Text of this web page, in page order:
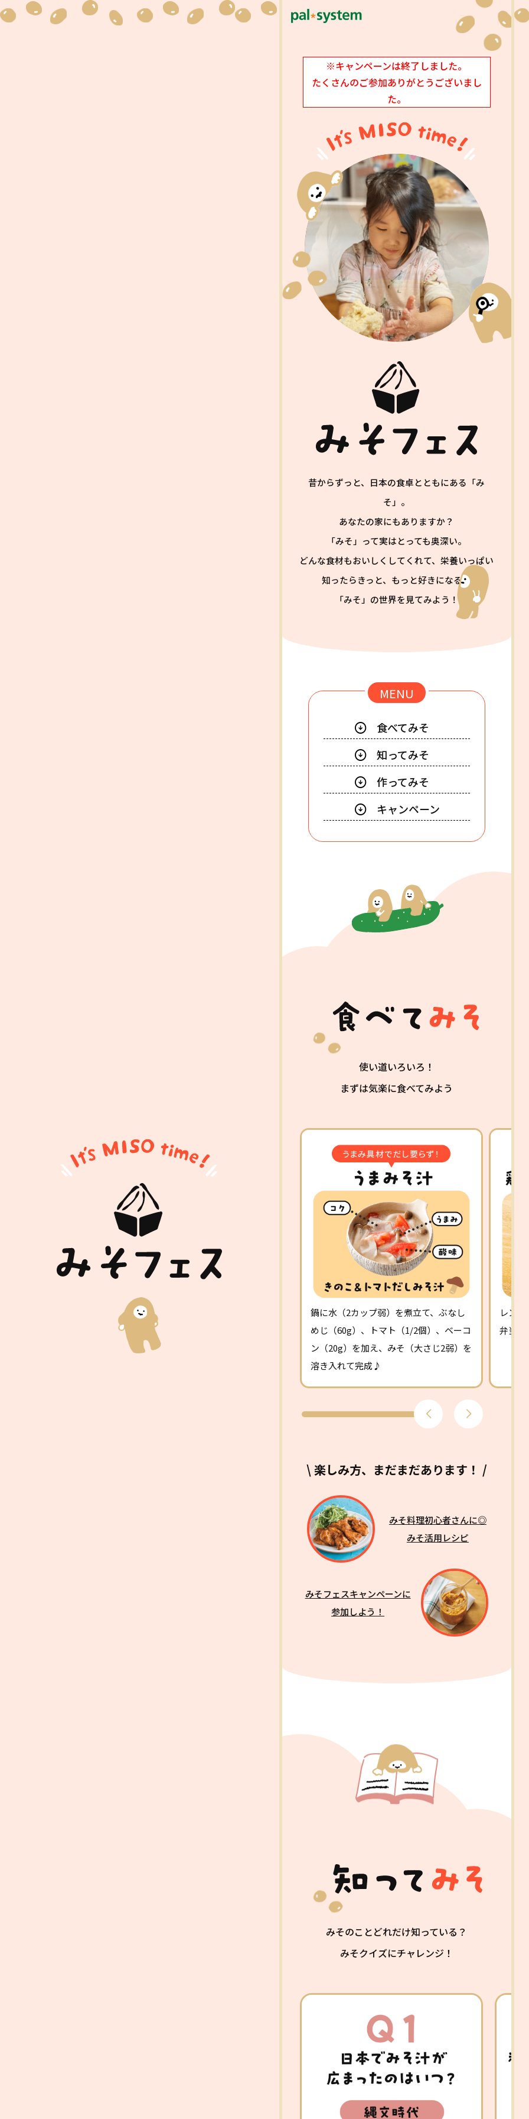
※キャンペーンは終了しました。
たくさんのご参加ありがとうございまし
た。
昔からずっと、日本の食卓とともにある「み
そ」。
あなたの家にもありますか？
「みそ」って実はとっても奥深い。
どんな食材もおいしくしてくれて、栄養いっぱい
知ったらきっと、もっと好きになる。
「みそ」の世界を見てみよう！
menu
MENU
食べてみそ
知ってみそ
作ってみそ
キャンペーン
使い道いろいろ！
まずは気楽に食べてみよう
鍋に水（2カップ弱）を煮立て、ぶなし
めじ（60g）、トマト（1/2個）、ベーコ
ン（20g）を加え、みそ（大さじ2弱）を
溶き入れて完成♪
レン
弁当の
\ 楽しみ方、まだまだあります！ /
みそ料理初心者さんに◎
みそ活用レシピ
みそフェスキャンペーンに
参加しよう！
みそのことどれだけ知っている？
みそクイズにチャレンジ！
日本の食文化における大発明といわれ
るみそ汁が考案されたのは「鎌倉時
代」。炊いた雑穀にみそ汁と漬け物と